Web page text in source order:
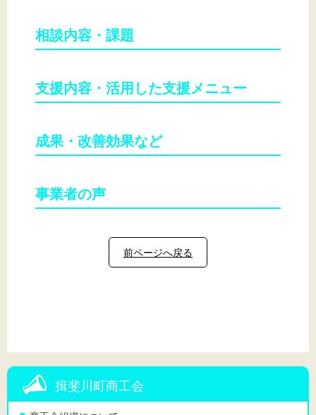
揖斐川町商工会
相談内容・課題
支援内容・活用した支援メニュー
成果・改善効果など
事業者の声
前ページへ戻る